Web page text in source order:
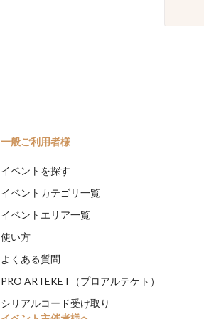
一般ご利用者様
イベントを探す
イベントカテゴリ一覧
イベントエリア一覧
使い方
よくある質問
PRO ARTEKET（プロアルテケト）
シリアルコード受け取り